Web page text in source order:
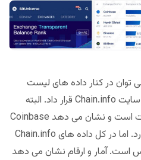
توان در کنار داده های لیست
منابع پلتفرم مبادله ارز دیجیتال سایت Chain.info قرار داد. البته
داده های این سایت کمی متفاوت است و نشان می دهد Coinbase
983 هزار بیت کوین در اختیار دارد. اما در کل داده های Chain.info
است. آمار و ارقام نشان می دهد